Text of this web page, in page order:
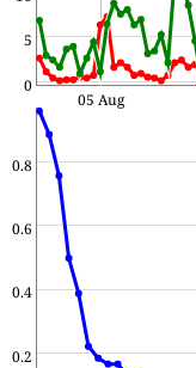
0
5
05 Aug
0.2
0.4
0.6
0.8